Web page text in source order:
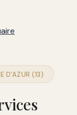
D'AZUR (13)